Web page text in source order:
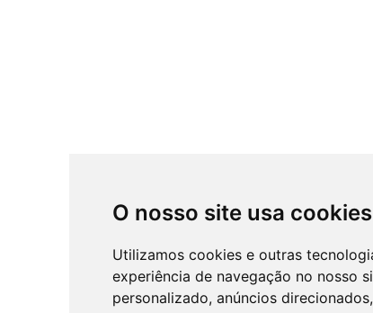
O nosso site usa cookies
Utilizamos cookies e outras
experiência de navegação no nosso
personalizado, anúncios